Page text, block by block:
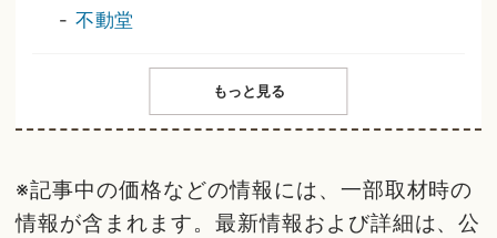
- 不動堂
もっと見る
※記事中の価格などの情報には、一部取材時の
情報が含まれます。最新情報および詳細は、公